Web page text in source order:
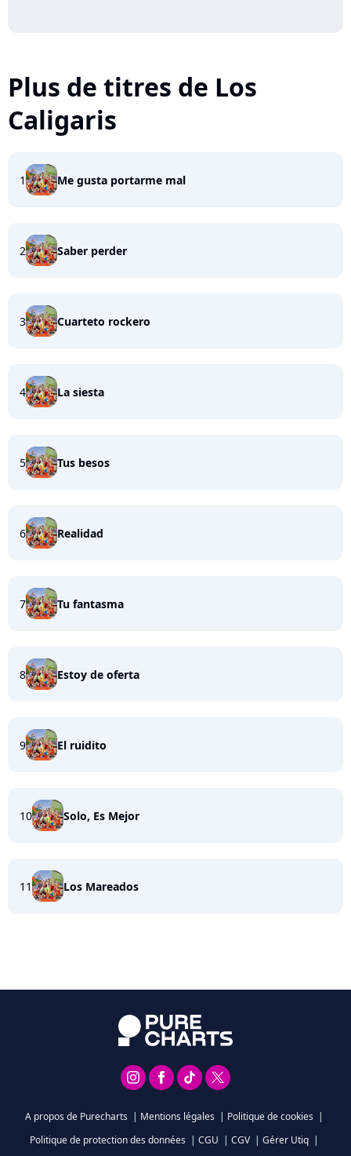
Plus de titres de Los
Caligaris
1 Me gusta portarme mal
2 Saber perder
3 Cuarteto rockero
4 La siesta
5 Tus besos
6 Realidad
7 Tu fantasma
8 Estoy de oferta
9 El ruidito
10 Solo, Es Mejor
11 Los Mareados
A propos de Purecharts | Mentions légales | Politique de cookies |
Politique de protection des données | CGU | CGV | Gérer Utiq |